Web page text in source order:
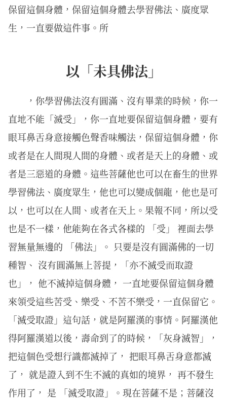
保留這個身體，保留這個身體去學習佛法、廣度眾
生，一直要做這件事。所
以「未具佛法」
，你學習佛法沒有圓滿、沒有畢業的時候，你一
直地不能「滅受」，你一直地要保留這個身體，要有
眼耳鼻舌身意接觸色聲香味觸法，保留這個身體，你
或者是在人間現人間的身體、或者是天上的身體、或
者是三惡道的身體。這些菩薩他也可以在畜生的世界
學習佛法、廣度眾生，他也可以變成個龍，他也是可
以，也可以在人間、或者在天上。果報不同，所以受
也是不一樣，他能夠在各式各樣的 「受」 裡面去學
習無量無邊的 「佛法」。 只要是沒有圓滿佛的一切
種智、 沒有圓滿無上菩提，「亦不滅受而取證
也」， 他不滅掉這個身體， 一直地要保留這個身體
來領受這些苦受、樂受、不苦不樂受，一直保留它。
「滅受取證」這句話，就是阿羅漢的事情。阿羅漢他
得阿羅漢道以後，壽命到了的時候，「灰身滅智」，
把這個色受想行識都滅掉了， 把眼耳鼻舌身意都滅
了， 就是證入到不生不滅的真如的境界， 再不發生
作用了， 是 「滅受取證」。現在菩薩不是；菩薩沒